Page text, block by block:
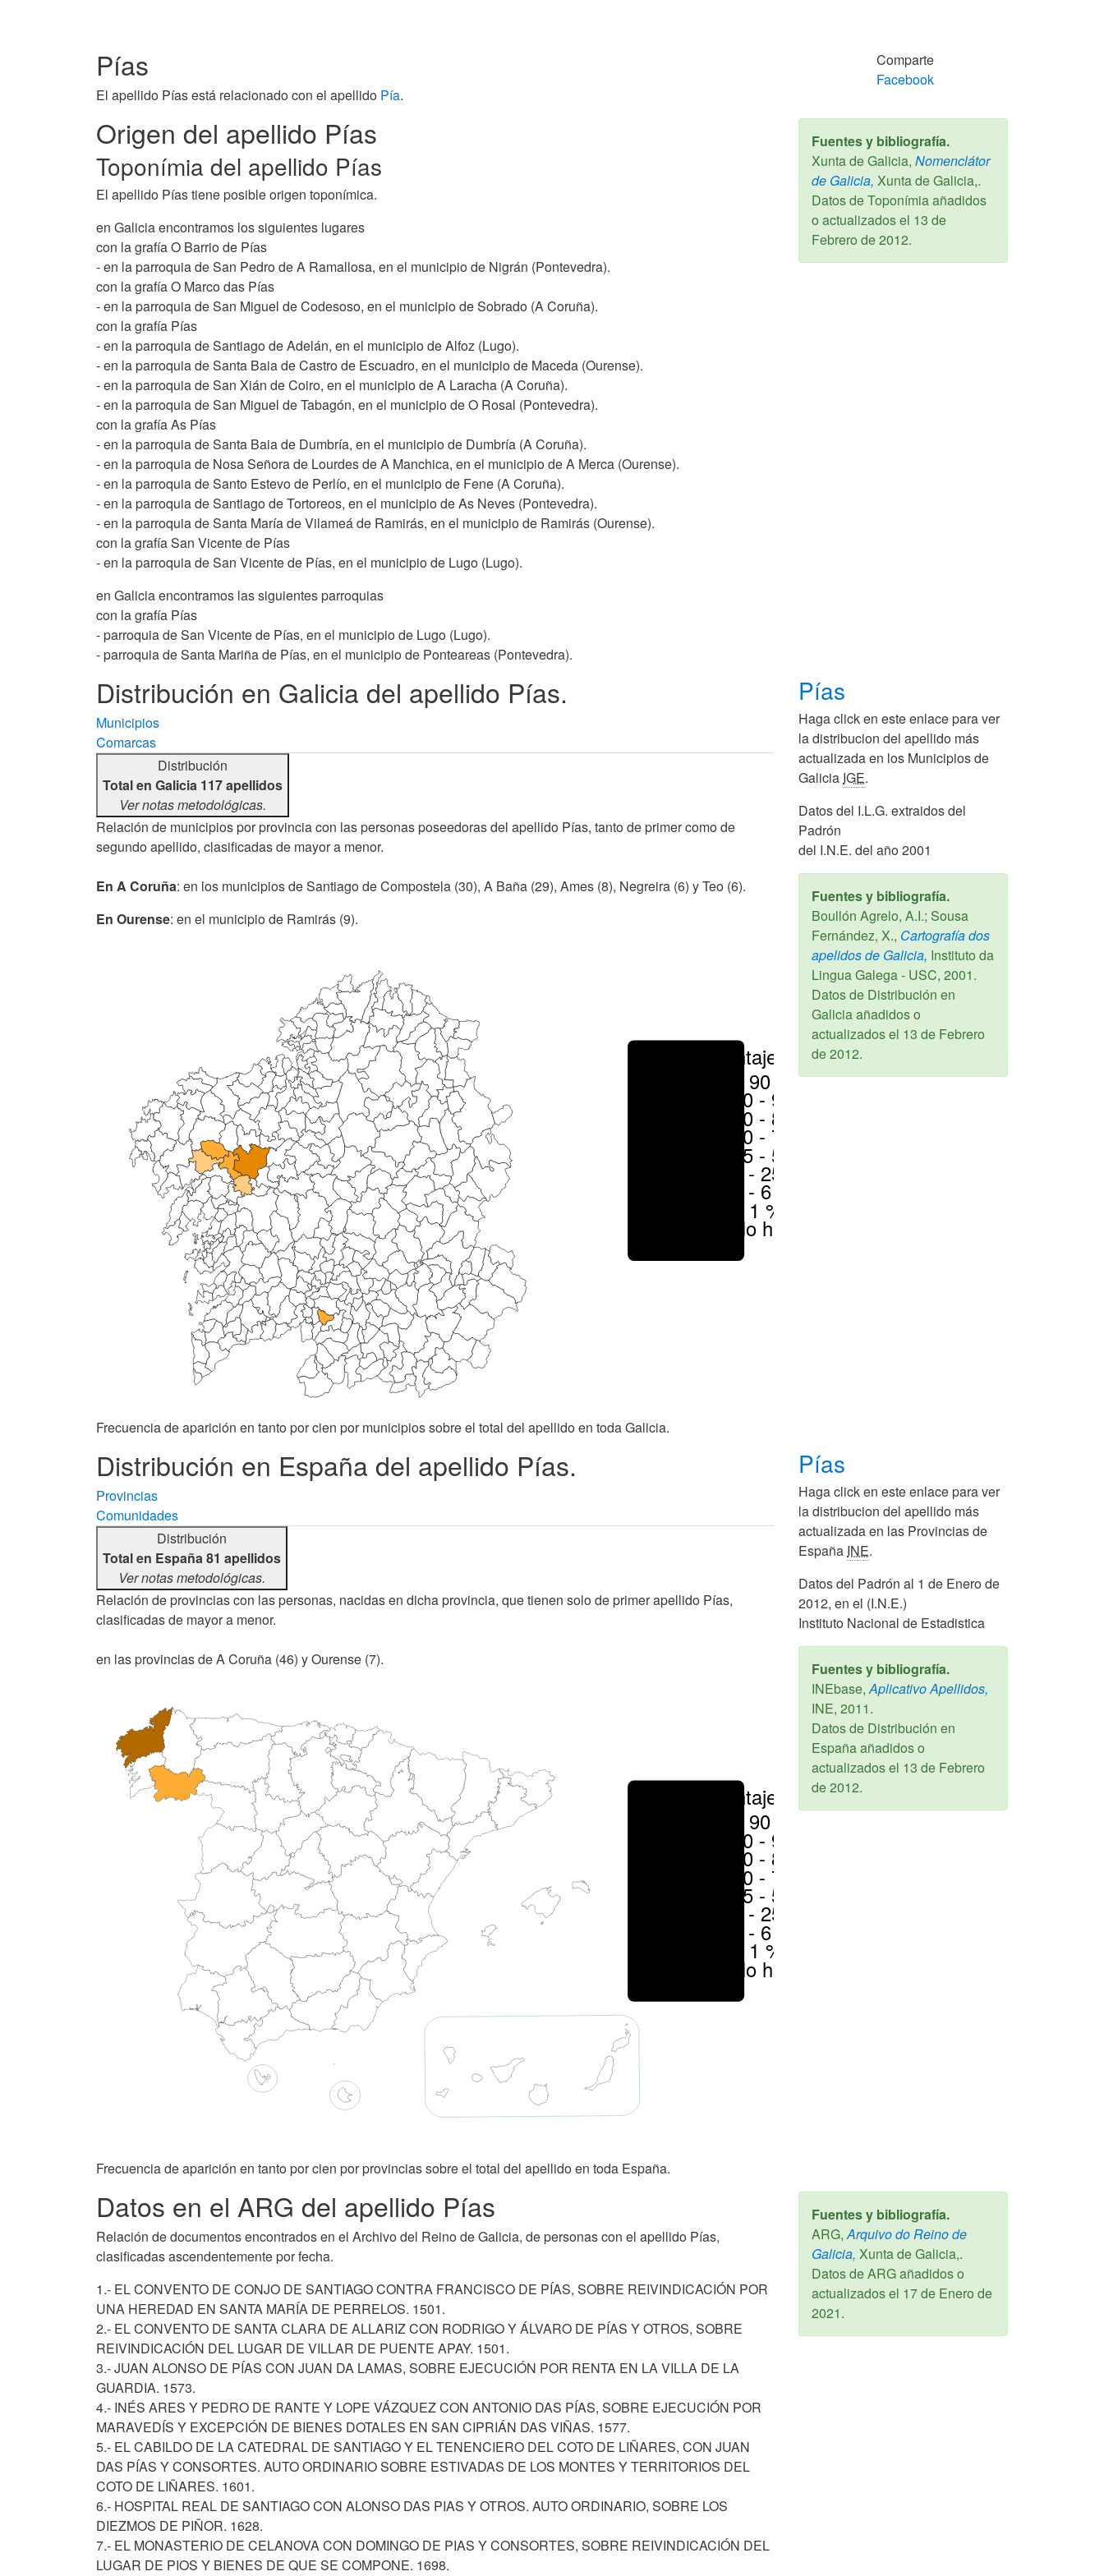
Pías
El apellido Pías está relacionado con el apellido Pía.
Comparte
Facebook
Origen del apellido Pías
Toponímia del apellido Pías
El apellido Pías tiene posible origen toponímica.
en Galicia encontramos los siguientes lugares
con la grafía O Barrio de Pías
- en la parroquia de San Pedro de A Ramallosa, en el municipio de Nigrán (Pontevedra).
con la grafía O Marco das Pías
- en la parroquia de San Miguel de Codesoso, en el municipio de Sobrado (A Coruña).
con la grafía Pías
- en la parroquia de Santiago de Adelán, en el municipio de Alfoz (Lugo).
- en la parroquia de Santa Baia de Castro de Escuadro, en el municipio de Maceda (Ourense).
- en la parroquia de San Xián de Coiro, en el municipio de A Laracha (A Coruña).
- en la parroquia de San Miguel de Tabagón, en el municipio de O Rosal (Pontevedra).
con la grafía As Pías
- en la parroquia de Santa Baia de Dumbría, en el municipio de Dumbría (A Coruña).
- en la parroquia de Nosa Señora de Lourdes de A Manchica, en el municipio de A Merca (Ourense).
- en la parroquia de Santo Estevo de Perlío, en el municipio de Fene (A Coruña).
- en la parroquia de Santiago de Tortoreos, en el municipio de As Neves (Pontevedra).
- en la parroquia de Santa María de Vilameá de Ramirás, en el municipio de Ramirás (Ourense).
con la grafía San Vicente de Pías
- en la parroquia de San Vicente de Pías, en el municipio de Lugo (Lugo).
en Galicia encontramos las siguientes parroquias
con la grafía Pías
- parroquia de San Vicente de Pías, en el municipio de Lugo (Lugo).
- parroquia de Santa Mariña de Pías, en el municipio de Ponteareas (Pontevedra).
Fuentes y bibliografía.
Xunta de Galicia, Nomenclátor
de Galicia, Xunta de Galicia,.
Datos de Toponímia añadidos
o actualizados el 13 de
Febrero de 2012.
Distribución en Galicia del apellido Pías.
Municipios
Comarcas
Distribución
Total en Galicia 117 apellidos
Ver notas metodológicas.
Relación de municipios por provincia con las personas poseedoras del apellido Pías, tanto de primer como de
segundo apellido, clasificadas de mayor a menor.
En A Coruña: en los municipios de Santiago de Compostela (30), A Baña (29), Ames (8), Negreira (6) y Teo (6).
En Ourense: en el municipio de Ramirás (9).
Porcentajes
> 90 %
80 - 90 %
70 - 80 %
50 - 70 %
25 - 50 %
6 - 25 %
1 - 6 %
< 1 %
No hay
Frecuencia de aparición en tanto por cien por municipios sobre el total del apellido en toda Galicia.
Pías
Haga click en este enlace para ver
la distribucion del apellido más
actualizada en los Municipios de
Galicia IGE.
Datos del I.L.G. extraidos del
Padrón
del I.N.E. del año 2001
Fuentes y bibliografía.
Boullón Agrelo, A.I.; Sousa
Fernández, X., Cartografía dos
apelidos de Galicia, Instituto da
Lingua Galega - USC, 2001.
Datos de Distribución en
Galicia añadidos o
actualizados el 13 de Febrero
de 2012.
Distribución en España del apellido Pías.
Provincias
Comunidades
Distribución
Total en España 81 apellidos
Ver notas metodológicas.
Relación de provincias con las personas, nacidas en dicha provincia, que tienen solo de primer apellido Pías,
clasificadas de mayor a menor.
en las provincias de A Coruña (46) y Ourense (7).
Porcentajes
> 90 %
80 - 90 %
70 - 80 %
50 - 70 %
25 - 50 %
6 - 25 %
1 - 6 %
< 1 %
No hay
Frecuencia de aparición en tanto por cien por provincias sobre el total del apellido en toda España.
Pías
Haga click en este enlace para ver
la distribucion del apellido más
actualizada en las Provincias de
España INE.
Datos del Padrón al 1 de Enero de
2012, en el (I.N.E.)
Instituto Nacional de Estadistica
Fuentes y bibliografía.
INEbase,Aplicativo Apellidos,
INE, 2011.
Datos de Distribución en
España añadidos o
actualizados el 13 de Febrero
de 2012.
Datos en el ARG del apellido Pías
Relación de documentos encontrados en el Archivo del Reino de Galicia, de personas con el apellido Pías,
clasificadas ascendentemente por fecha.
1.- EL CONVENTO DE CONJO DE SANTIAGO CONTRA FRANCISCO DE PÍAS, SOBRE REIVINDICACIÓN POR
UNA HEREDAD EN SANTA MARÍA DE PERRELOS. 1501.
2.- EL CONVENTO DE SANTA CLARA DE ALLARIZ CON RODRIGO Y ÁLVARO DE PÍAS Y OTROS, SOBRE
REIVINDICACIÓN DEL LUGAR DE VILLAR DE PUENTE APAY. 1501.
3.- JUAN ALONSO DE PÍAS CON JUAN DA LAMAS, SOBRE EJECUCIÓN POR RENTA EN LA VILLA DE LA
GUARDIA. 1573.
4.- INÉS ARES Y PEDRO DE RANTE Y LOPE VÁZQUEZ CON ANTONIO DAS PÍAS, SOBRE EJECUCIÓN POR
MARAVEDÍS Y EXCEPCIÓN DE BIENES DOTALES EN SAN CIPRIÁN DAS VIÑAS. 1577.
5.- EL CABILDO DE LA CATEDRAL DE SANTIAGO Y EL TENENCIERO DEL COTO DE LIÑARES, CON JUAN
DAS PÍAS Y CONSORTES. AUTO ORDINARIO SOBRE ESTIVADAS DE LOS MONTES Y TERRITORIOS DEL
COTO DE LIÑARES. 1601.
6.- HOSPITAL REAL DE SANTIAGO CON ALONSO DAS PIAS Y OTROS. AUTO ORDINARIO, SOBRE LOS
DIEZMOS DE PIÑOR. 1628.
7.- EL MONASTERIO DE CELANOVA CON DOMINGO DE PIAS Y CONSORTES, SOBRE REIVINDICACIÓN DEL
LUGAR DE PIOS Y BIENES DE QUE SE COMPONE. 1698.
Fuentes y bibliografía.
ARG,Arquivo do Reino de
Galicia, Xunta de Galicia,.
Datos de ARG añadidos o
actualizados el 17 de Enero de
2021.